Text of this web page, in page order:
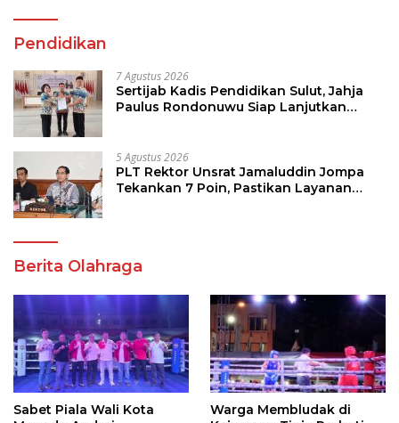
Pendidikan
7 Agustus 2026
Sertijab Kadis Pendidikan Sulut, Jahja
Paulus Rondonuwu Siap Lanjutkan
5 Agustus 2026
PLT Rektor Unsrat Jamaluddin Jompa
Tekankan 7 Poin, Pastikan Layanan
Berita Olahraga
Sabet Piala Wali Kota
Warga Membludak di